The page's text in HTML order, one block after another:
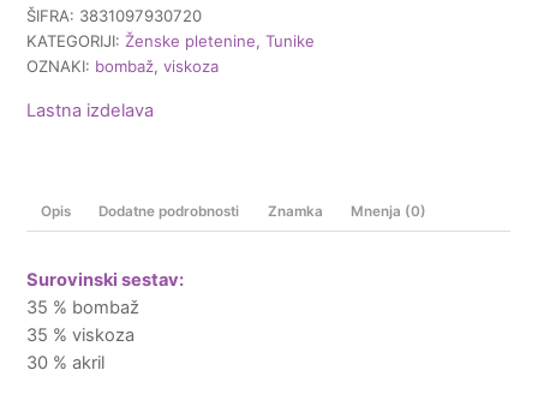
ŠIFRA: 3831097930720
KATEGORIJI:Ženske pletenine,Tunike
OZNAKI: bombaž,viskoza
Lastna izdelava
Opis Dodatne podrobnosti Znamka Mnenja (0)
Surovinski sestav:
35 % bombaž
35 % viskoza
30 % akril